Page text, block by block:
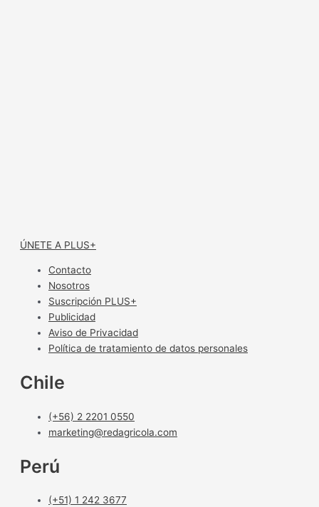
ÚNETE A PLUS+
Contacto
Nosotros
Suscripción PLUS+
Publicidad
Aviso de Privacidad
Política de tratamiento de datos personales
Chile
(+56) 2 2201 0550
marketing@redagricola.com
Perú
(+51) 1 242 3677